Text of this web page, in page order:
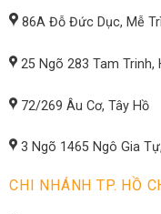
86A Đỗ Đức Dục, Mễ
25 Ngõ 283 Tam Trinh,
72/269 Âu Cơ, Tây Hồ
3 Ngõ 1465 Ngô Gia
CHI NHÁNH TP. HỒ